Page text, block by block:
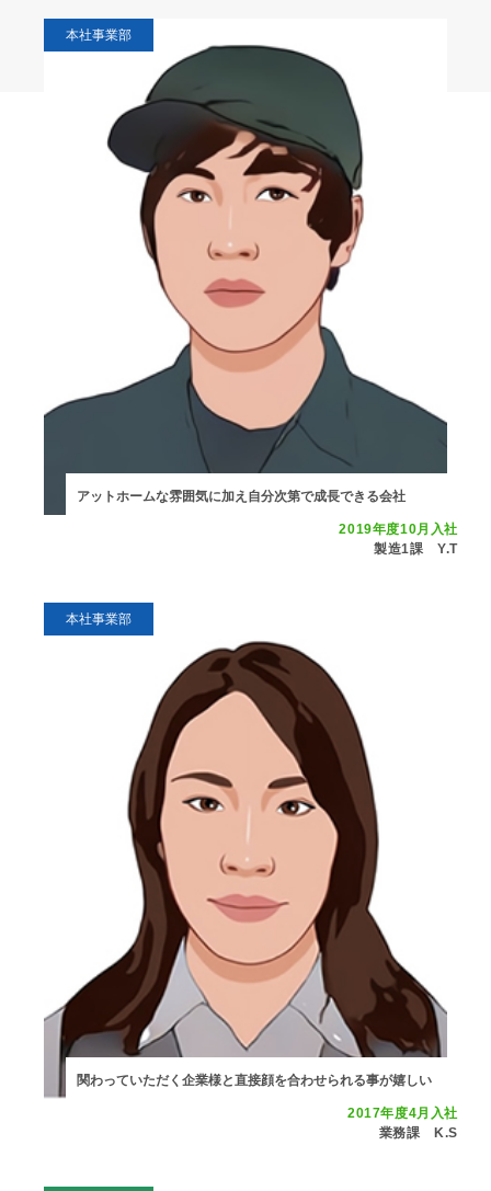
本社事業部
アットホームな雰囲気に加え自分次第で成長できる会社
2019年度10月入社
製造1課 Y.T
本社事業部
関わっていただく企業様と直接顔を合わせられる事が嬉しい
2017年度4月入社
業務課 K.S